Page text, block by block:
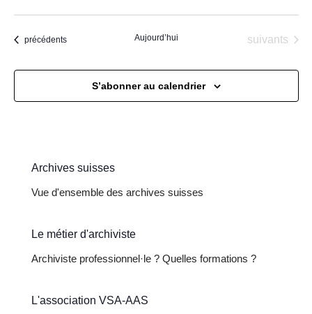
Évènements
précédents Aujourd’hui Évènements
suivants
S’abonner au calendrier
Archives suisses
Vue d'ensemble des archives suisses
Le métier d'archiviste
Archiviste professionnel·le ? Quelles formations ?
L'association VSA-AAS